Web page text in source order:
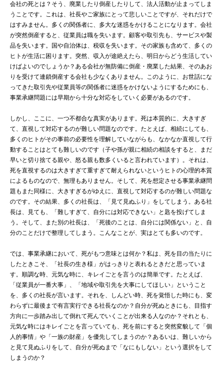
会社の死とは？そう、廃業したり倒産したりして、法人活動が止まってしま
うことです。これは、社長やご家族にとって悲しいことですが、それだけで
はすみません。多くの関係者に、多大な迷惑をかけることになります。会社
が突然倒産すると、従業員は職を失います。顧客や取引先も、サービスや製
品を失います。国や自治体は、税収を失います。その家族も含めて、多くの
ヒトが生活に困ります。突然、収入が途絶えたら、明日からどう生活してい
けばよいのでしょうか？ある会社が無防備に倒産・廃業した結果、そのあお
りを受けて連鎖倒産する会社も少なくありません。このように、お世話にな
ってきた取引先や従業員等の関係者に迷惑をかけないようにするためにも、
事業承継問題には早期から十分な対応をしていく必要があるのです。
しかし、ここに、一つ不都合な真実があります。死は本質的に、大きすぎ
て、直視して対応するのが難しい問題なのです。たとえば、相続にしても、
多くのヒトがその事前の必要性を理解していながらも、なかなか直視して行
動することはとても難しいのです（子や孫が親に相続の相談をすると、まだ
早いと切り捨てる親や、怒る親も数多くいると言われています）。それは、
死を直視するのは大きすぎて重すぎて耐えられないというヒトの心理的本質
によるものなので、無理もありません。そして、死を想定させる事業承継問
題もまた同様に、大きすぎるがゆえに、直視して対応するのが難しい問題な
のです。その結果、多くの社長は、「見て見ぬふり」をしてしまう。ある社
長は、見ても、「難しすぎて、自分には対応できない」と匙を投げてしま
う。そして、また別の社長は、「死後のことは、自分には関係ない」と、自
分のことだけで整理してしまう。こんなことが、実はとても多いのです。
では、事業承継において、死がもつ意味とは何か？私は、死を目の当たりに
したときこそ、「社長の生き様」がはっきりと表れるときだと思っていま
す。順調な時、元気な時に、キレイごとを言うのは簡単です。たとえば、
「従業員が一番大事」、「地域や取引先を大事にしてほしい」ということ
を、多くの社長が言います。それを、しんどい時、死を覚悟した時にも、変
わらずに最後まで有言実行できる社長なのか？自分が死ぬときにも、目指す
方向に一歩踏み出して倒れて死んでいくことが出来る人なのか？それとも、
元気な時にはキレイごとを言っていても、死を前にすると突然変貌して「個
人的事情」や「一族の財産」を優先してしまうのか？あるいは、難しいから
と見て見ぬふりをして、自分が死ぬまで「なにもしない」という選択をして
しまうのか？